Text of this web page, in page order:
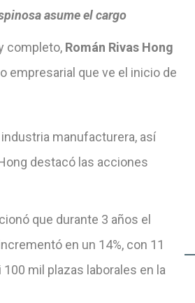
asume el cargo
completo, Román Rivas Hong
empresarial que ve el inicio de
manufacturera, así
destacó las acciones
que durante 3 años el
en un 14%, con 11
mil plazas laborales en la